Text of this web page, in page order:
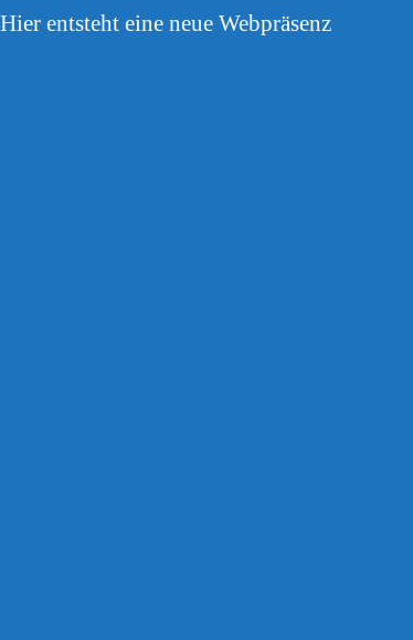
Hier entsteht eine neue Webpräsenz